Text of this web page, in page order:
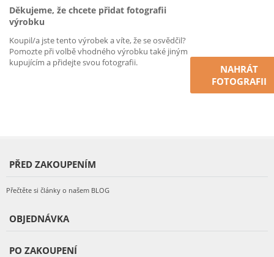
Děkujeme, že chcete přidat fotografii
výrobku
Koupil/a jste tento výrobek a víte, že se osvědčil?
Pomozte při volbě vhodného výrobku také jiným
kupujícím a přidejte svou fotografii.
NAHRÁT
FOTOGRAFII
PŘED ZAKOUPENÍM
Přečtěte si články o našem BLOG
OBJEDNÁVKA
PO ZAKOUPENÍ